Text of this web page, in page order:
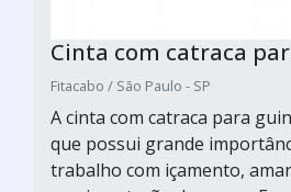
Cinta com catraca
Fitacabo / São Paulo - SP
A cinta com catraca para
que possui grande
trabalho com içamento,